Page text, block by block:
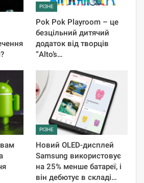
РІЗНЕ
Pok Pok Playroom – це
безцільний дитячий
додаток від творців
“Alto’s…
РІЗНЕ
Новий OLED-дисплей
Samsung використовує
на 25% менше батареї, і
він дебютує в складі…